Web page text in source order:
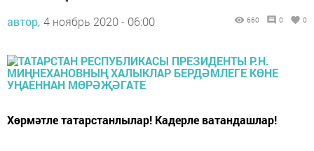
автор, 4 ноябрь 2020 - 06:00 660 0 0
Хөрмәтле татарстанлылар! Кадерле ватандашлар!